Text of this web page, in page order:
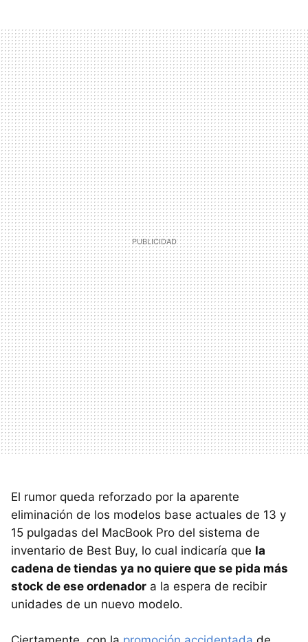
El rumor queda reforzado por la aparente
eliminación de los modelos base actuales de 13 y
15 pulgadas del MacBook Pro del sistema de
inventario de Best Buy, lo cual indicaría que la
cadena de tiendas ya no quiere que se pida más
stock de ese ordenador a la espera de recibir
unidades de un nuevo modelo.